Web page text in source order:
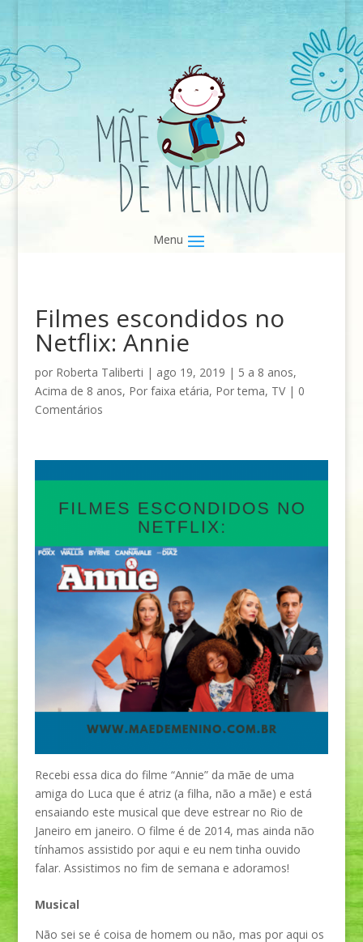
Filmes escondidos no
Netflix: Annie
por Roberta Taliberti | ago 19, 2019 | 5 a 8 anos,
Acima de 8 anos, Por faixa etária, Por tema, TV| 0
Comentários
Recebi essa dica do filme “Annie” da mãe de uma
amiga do Luca que é atriz (a filha, não a mãe) e está
ensaiando este musical que deve estrear no Rio de
Janeiro em janeiro. O filme é de 2014, mas ainda não
tínhamos assistido por aqui e eu nem tinha ouvido
falar. Assistimos no fim de semana e adoramos!
Musical
Não sei se é coisa de homem ou não, mas por aqui os